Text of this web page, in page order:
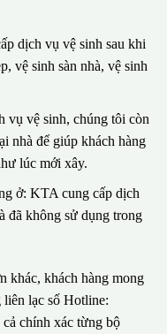
dịch vụ vệ sinh sau khi
vệ sinh sàn nhà, vệ sinh
vụ vệ sinh, chúng tôi còn
nhà để giúp khách hàng
lúc mới xây.
ở: KTA cung cấp dịch
đã không sử dụng trong
khác, khách hàng mong
lạc số Hotline:
chính xác từng bộ